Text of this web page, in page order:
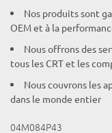
Nos produits sont
OEM et à la
Nous offrons des
tous les CRT et les
Nous couvrons les
dans le monde entier
04M084P43